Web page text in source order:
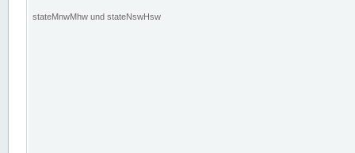
stateMnwMhw und stateNswHsw